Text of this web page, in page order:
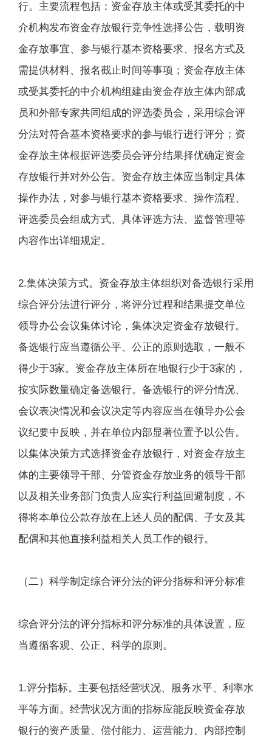
行。主要流程包括：资金存放主体或受其委托的中
介机构发布资金存放银行竞争性选择公告，载明资
金存放事宜、参与银行基本资格要求、报名方式及
需提供材料、报名截止时间等事项；资金存放主体
或受其委托的中介机构组建由资金存放主体内部成
员和外部专家共同组成的评选委员会，采用综合评
分法对符合基本资格要求的参与银行进行评分；资
金存放主体根据评选委员会评分结果择优确定资金
存放银行并对外公告。资金存放主体应当制定具体
操作办法，对参与银行基本资格要求、操作流程、
评选委员会组成方式、具体评选方法、监督管理等
内容作出详细规定。
2.集体决策方式。资金存放主体组织对备选银行采用
综合评分法进行评分，将评分过程和结果提交单位
领导办公会议集体讨论，集体决定资金存放银行。
备选银行应当遵循公平、公正的原则选取，一般不
得少于3家。资金存放主体所在地银行少于3家的，
按实际数量确定备选银行。备选银行的评分情况、
会议表决情况和会议决定等内容应当在领导办公会
议纪要中反映，并在单位内部显著位置予以公告。
以集体决策方式选择资金存放银行，对资金存放主
体的主要领导干部、分管资金存放业务的领导干部
以及相关业务部门负责人应实行利益回避制度，不
得将本单位公款存放在上述人员的配偶、子女及其
配偶和其他直接利益相关人员工作的银行。
（二）科学制定综合评分法的评分指标和评分标准
综合评分法的评分指标和评分标准的具体设置，应
当遵循客观、公正、科学的原则。
1.评分指标。主要包括经营状况、服务水平、利率水
平等方面。经营状况方面的指标应能反映资金存放
银行的资产质量、偿付能力、运营能力、内部控制